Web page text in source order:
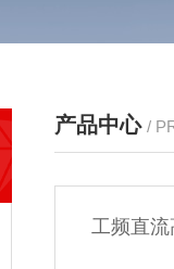
产品中心 /
工频直